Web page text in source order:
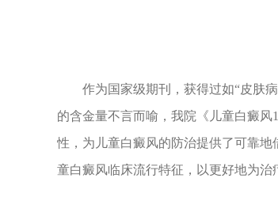
作为国家级期刊，获得过如“皮肤病
的含金量不言而喻，我院《儿童白癜
性，为儿童白癜风的防治提供了可靠
童白癜风临床流行特征，以更好地为治